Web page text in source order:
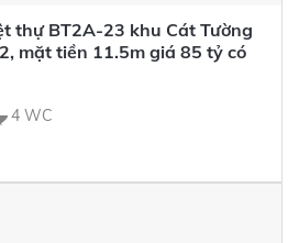
thự BT2A-23 khu Cát Tường
mặt tiền 11.5m giá 85 tỷ có
4 WC